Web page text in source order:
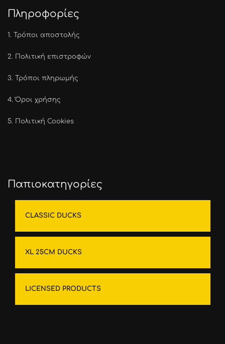
Πληροφορίες
1. Τρόποι αποστολής
2. Πολιτική επιστροφών
3. Τρόποι πληρωμής
4.Όροι χρήσης
5. Πολιτική Cookies
Παπιοκατηγορίες
CLASSIC DUCKS
XL 25CM DUCKS
LICENSED PRODUCTS